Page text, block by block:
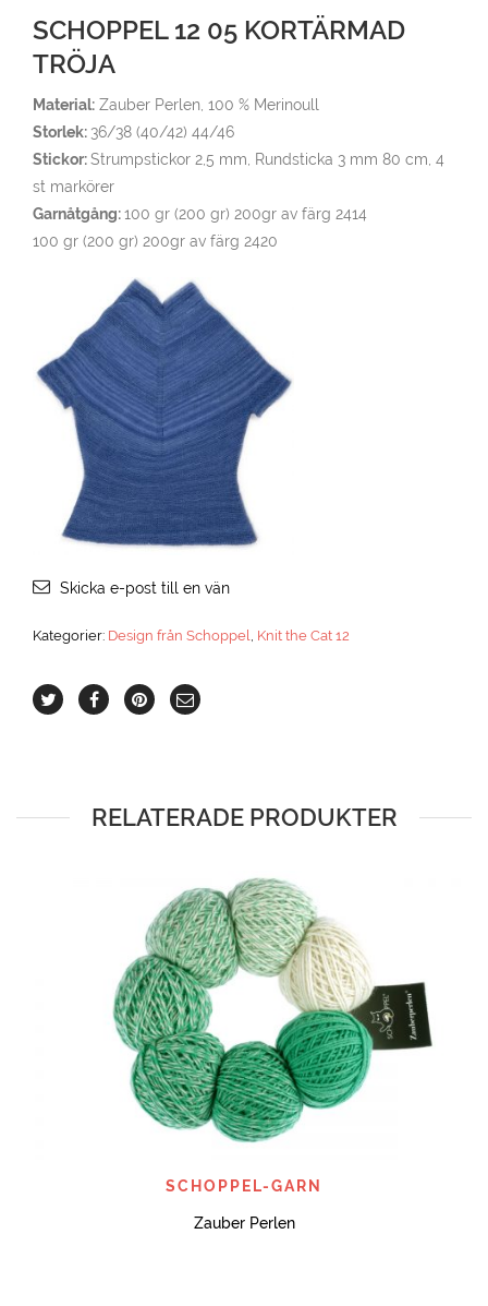
SCHOPPEL 12 05 KORTÄRMAD
TRÖJA
Material: Zauber Perlen, 100 % Merinoull
Storlek: 36/38 (40/42) 44/46
Stickor:Strumpstickor 2,5 mm, Rundsticka 3 mm 80 cm, 4
st markörer
Garnåtgång:100 gr (200 gr) 200gr av färg 2414
100 gr (200 gr) 200gr av färg 2420
Skicka e-post till en vän
Kategorier: Design från Schoppel, Knit the Cat 12
RELATERADE PRODUKTER
SCHOPPEL-GARN
Zauber Perlen